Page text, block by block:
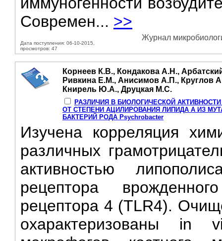
Современ... >>
Дата поступления: 06-10-2015,
просмотров: 47
Журнал
Корнеев К.В., Кондакова А.Н.,
Ривкина Е.М., Анисимов А.П., Круглов
Книрель Ю.А., Друцкая М.С.
РАЗЛИЧИЯ В БИОЛОГИЧЕСКОЙ
ОТ СТЕПЕНИ АЦИЛИРОВАНИЯ ЛИПИДА А ИЗ
БАКТЕРИЙ РОДА Psychrobacter
Изучена корреляция
различных
активностью
рецептора
рецептора 4 (TLR4).
охарактеризованы in